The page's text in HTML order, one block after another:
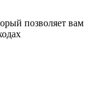
позволяет вам